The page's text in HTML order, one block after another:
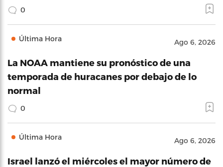
0
Última Hora Ago 6, 2026
La NOAA mantiene su pronóstico de una
temporada de huracanes por debajo de lo
normal
0
Última Hora Ago 6, 2026
Israel lanzó el miércoles el mayor número de